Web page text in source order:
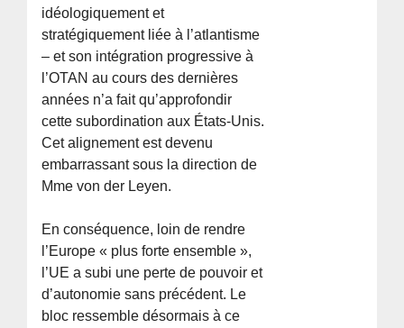
idéologiquement et
stratégiquement liée à l’atlantisme
– et son intégration progressive à
l’OTAN au cours des dernières
années n’a fait qu’approfondir
cette subordination aux États-Unis.
Cet alignement est devenu
embarrassant sous la direction de
Mme von der Leyen.
En conséquence, loin de rendre
l’Europe « plus forte ensemble »,
l’UE a subi une perte de pouvoir et
d’autonomie sans précédent. Le
bloc ressemble désormais à ce